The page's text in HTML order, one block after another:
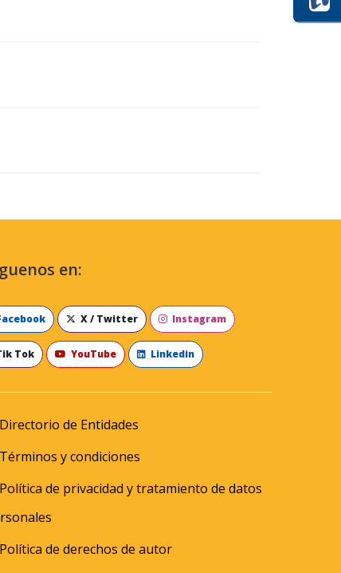
en:
X / Twitter Instagram
Tok YouTube Linkedin
Directorio de Entidades
Términos y condiciones
Política de privacidad y tratamiento de datos
Política de derechos de autor